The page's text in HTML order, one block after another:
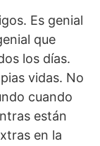
Es genial
que
los días.
vidas. No
cuando
están
en la